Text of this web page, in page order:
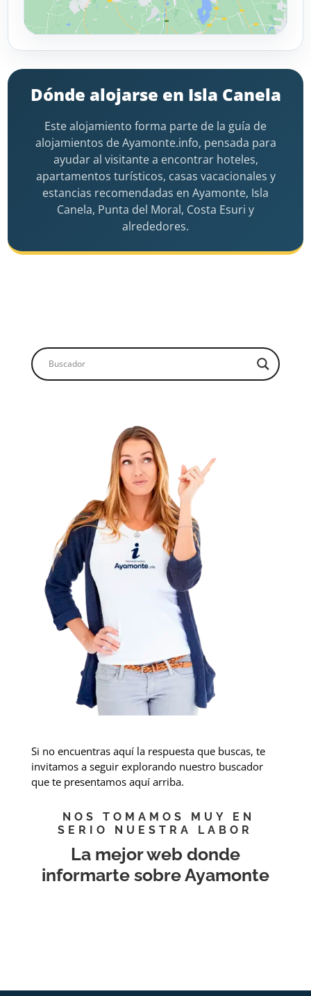
Dónde alojarse en Isla Canela
Este alojamiento forma parte de la guía de
alojamientos de Ayamonte.info, pensada para
ayudar al visitante a encontrar hoteles,
apartamentos turísticos, casas vacacionales y
estancias recomendadas en Ayamonte, Isla
Canela, Punta del Moral, Costa Esuri y
alrededores.
Si no encuentras aquí la respuesta que buscas, te
invitamos a seguir explorando nuestro buscador
que te presentamos aquí arriba.
NOS TOMAMOS MUY EN
SERIO NUESTRA LABOR
La mejor web donde
informarte sobre Ayamonte